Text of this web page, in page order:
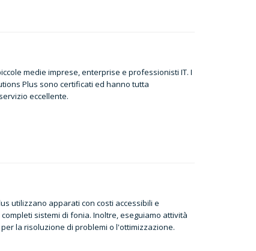
medie imprese, enterprise e professionisti IT. I
Plus sono certificati ed hanno tutta
eccellente.
utilizzano apparati con costi accessibili e
sistemi di fonia. Inoltre, eseguiamo attività
la risoluzione di problemi o l'ottimizzazione.